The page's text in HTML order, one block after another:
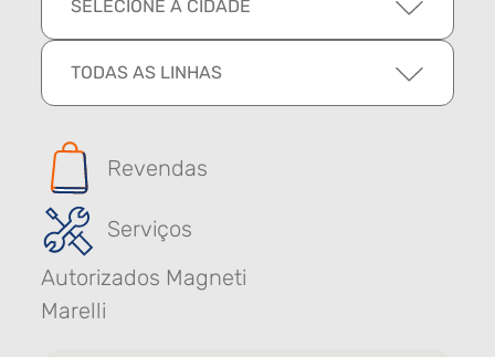
SELECIONE A CIDADE
TODAS AS LINHAS
Revendas
Serviços
Autorizados Magneti
Marelli